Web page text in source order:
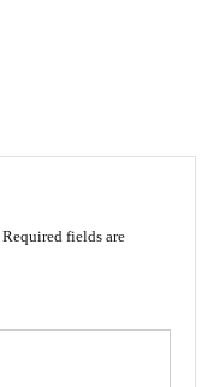
Required fields are